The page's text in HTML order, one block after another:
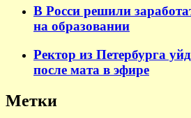
В Росси решили
на образовании
Ректор из Петербурга
после мата в эфире
Метки